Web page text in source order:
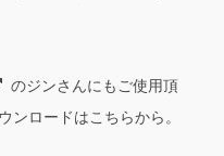
のジンさんにもご使用頂
ンロードはこちらから。